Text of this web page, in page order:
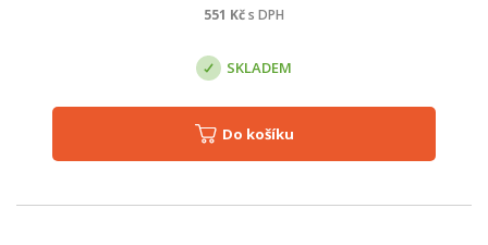
551 Kčs DPH
SKLADEM
Do košíku